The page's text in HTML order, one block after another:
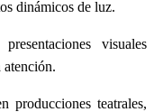
dinámicos de luz.
visuales
atención.
producciones teatrales,